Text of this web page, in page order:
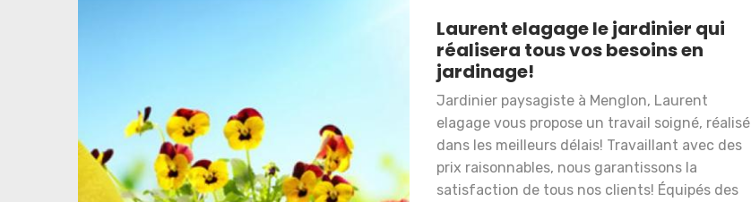
Laurent elagage le jardinier qui
réalisera tous vos besoins en
jardinage!
Jardinier paysagiste à Menglon, Laurent
elagage vous propose un travail soigné, réalisé
dans les meilleurs délais! Travaillant avec des
prix raisonnables, nous garantissons la
satisfaction de tous nos clients! Équipés des